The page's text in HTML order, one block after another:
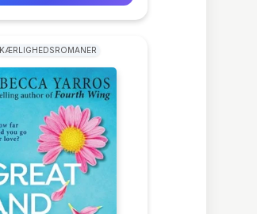
KÆRLIGHEDSROMANER